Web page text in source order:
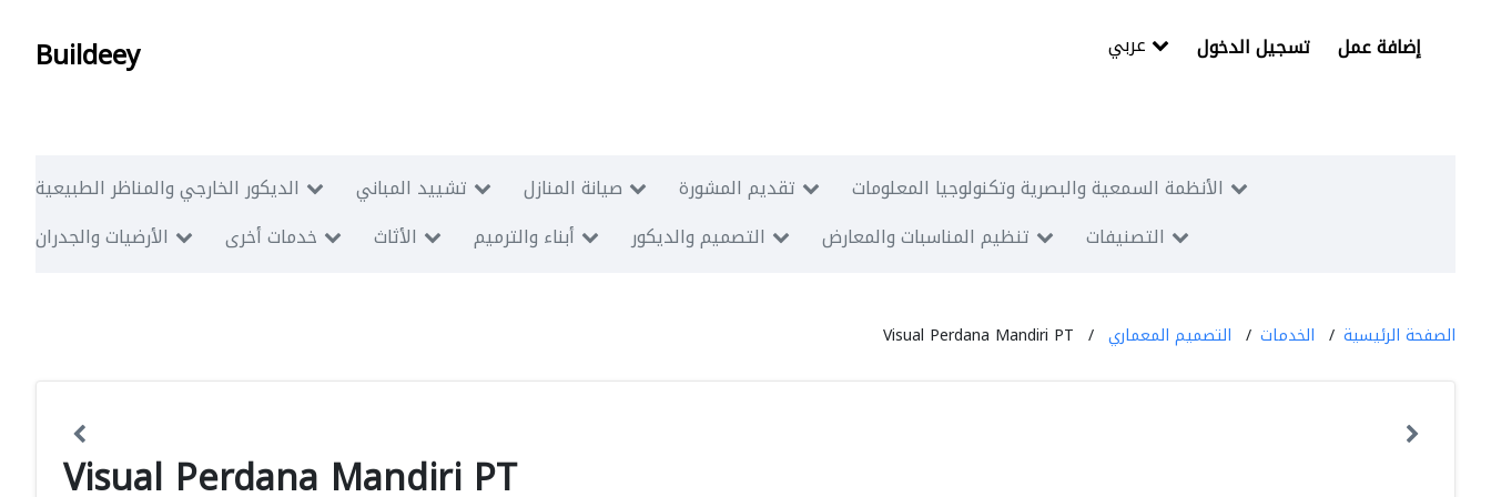
Buildeey تسجيل الدخول إضافة عمل
الديكور الخارجي والمناظر الطبيعية تشييد المباني صيانة المنازل تقديم المشورة
الأنظمة السمعية والبصرية وتكنولوجيا المعلومات
الأرضيات والجدران
خدمات أخرى الأثاث أبناء والترميم التصميم والديكور تنظيم المناسبات والمعارض التصنيفات
الصفحة الرئيسية الخدمات التصميم المعماري Visual Perdana Mandiri PT
Visual Perdana Mandiri PT